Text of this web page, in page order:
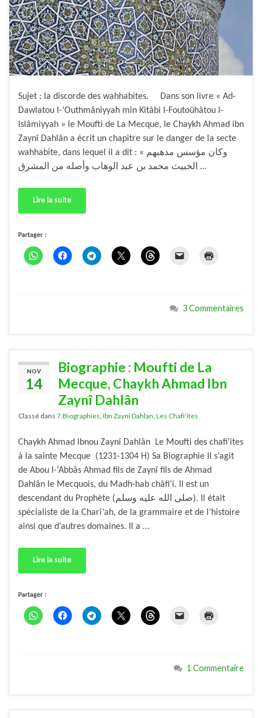
Sujet : la discorde des wahhabites. Dans son livre « Ad-
Dawlatou l-‘Outhmâniyyah min Kitâbi l-Foutoûhâtou l-
Islâmiyyah » le Moufti de La Mecque, le Chaykh Ahmad ibn
Zaynî Dahlân a écrit un chapitre sur le danger de la secte
wahhabite, dans lequel il a dit : « وكان مؤسس مذهبهم
الخبيث محمد بن عبد الوهاب وأصله من المشرق …
Lire la suite
Partager :
3 Commentaires
NOV
14
Biographie : Moufti de La
Mecque, Chaykh Ahmad Ibn
Zaynî Dahlân
Classé dans 7.Biographies, Ibn Zayni Dahlan, Les Chafi'ites
Chaykh Ahmad Ibnou Zaynî Dahlân Le Moufti des chafi’ites
à la sainte Mecque (1231-1304 H) Sa Biographie Il s’agit
de Abou l-‘Abbâs Ahmad fils de Zaynî fils de Ahmad
Dahlân le Mecquois, du Madh-hab châfi’i. Il est un
descendant du Prophète (صلى الله عليه وسلم). Il était
spécialiste de la Charî’ah, de la grammaire et de l’histoire
ainsi que d’autres domaines. Il a …
Lire la suite
Partager :
1 Commentaire